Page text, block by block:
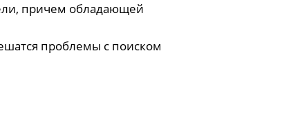
причем обладающей
проблемы с поиском